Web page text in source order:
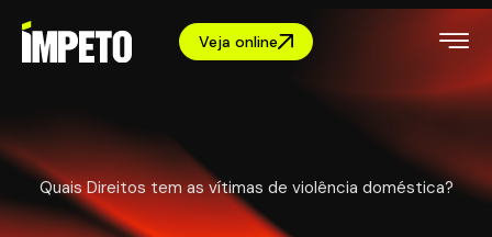
Veja online
Quais Direitos tem as vítimas de violência doméstica?